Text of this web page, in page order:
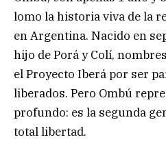
lomo la historia viva de la
en Argentina. Nacido en
hijo de Porá y Colí,
el Proyecto Iberá por ser
liberados. Pero Ombú
profundo: es la segunda
total libertad.